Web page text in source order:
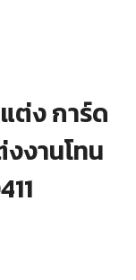
ต่ง การ์ด
งานโทน